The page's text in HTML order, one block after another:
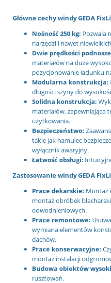
Główne cechy windy GEDA
Nośność 250 kg: Pozwala
narzędzi i nawet
Dwie prędkości
materiałów na duże
pozycjonowanie ładunku
Modularna konstrukcja:
długości szyny do
Solidna konstrukcja:
materiałów, zapewniająca
użytkowania.
Bezpieczeństwo:
takie jak hamulec
wyłącznik awaryjny.
Łatwość obsługi:
Zastosowanie windy GEDA
Prace dekarskie: Montaż
montaż obróbek
odwodnieniowych.
Prace remontowe:
wymiana elementów
dachów.
Prace konserwacyjne:
montaż instalacji
Budowa obiektów
rusztowań.